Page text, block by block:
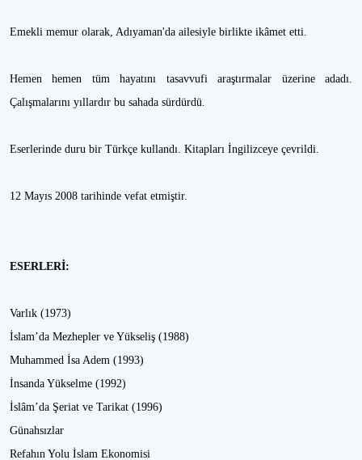
Emekli memur olarak, Adıyaman'da ailesiyle birlikte ikâmet etti.
Hemen hemen tüm hayatını tasavvufi araştırmalar üzerine adadı.
Çalışmalarını yıllardır bu sahada sürdürdü.
Eserlerinde duru bir Türkçe kullandı. Kitapları İngilizceye çevrildi.
12 Mayıs 2008 tarihinde vefat etmiştir.
ESERLERİ:
Varlık (1973)
İslam’da Mezhepler ve Yükseliş (1988)
Muhammed İsa Adem (1993)
İnsanda Yükselme (1992)
İslâm’da Şeriat ve Tarikat (1996)
Günahsızlar
Refahın Yolu İslam Ekonomisi